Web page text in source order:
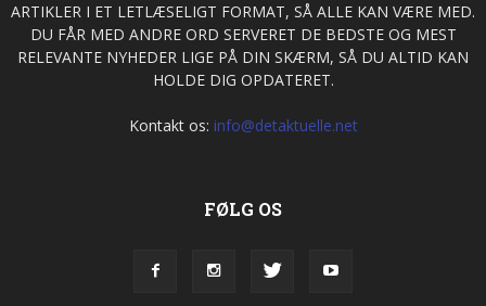
ARTIKLER I ET LETLÆSELIGT FORMAT, SÅ ALLE KAN VÆRE MED.
DU FÅR MED ANDRE ORD SERVERET DE BEDSTE OG MEST
RELEVANTE NYHEDER LIGE PÅ DIN SKÆRM, SÅ DU ALTID KAN
HOLDE DIG OPDATERET.
Kontakt os: info@detaktuelle.net
FØLG OS